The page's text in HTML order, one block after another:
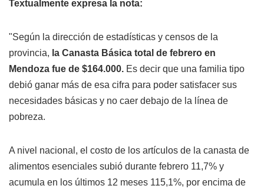
Textualmente expresa la nota:
"Según la dirección de estadísticas y censos de la
provincia, la Canasta Básica total de febrero en
Mendoza fue de $164.000. Es decir que una familia tipo
debió ganar más de esa cifra para poder satisfacer sus
necesidades básicas y no caer debajo de la línea de
pobreza.
A nivel nacional, el costo de los artículos de la canasta de
alimentos esenciales subió durante febrero 11,7% y
acumula en los últimos 12 meses 115,1%, por encima de